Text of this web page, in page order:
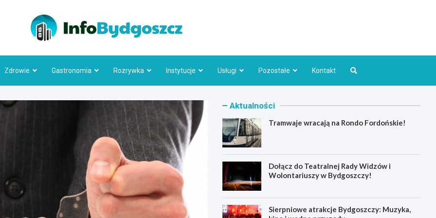
Zdrowie Gastronomia Rozrywka Instytucje Usługi Pozostałe Kontakt
Aktualności
Tramwaje wracają na Rondo Fordońskie!
Dołącz do Teatralnej Rady Widzów i
Wolontariuszy w Bydgoszczy!
Sierpniowe atrakcje Bydgoszczy: Muzyka,